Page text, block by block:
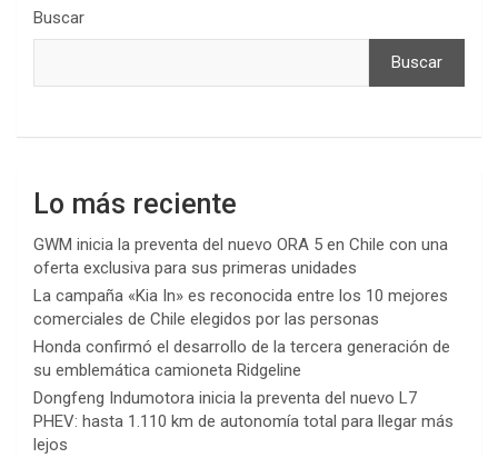
Buscar
Buscar
Lo más reciente
GWM inicia la preventa del nuevo ORA 5 en Chile con una
oferta exclusiva para sus primeras unidades
La campaña «Kia In» es reconocida entre los 10 mejores
comerciales de Chile elegidos por las personas
Honda confirmó el desarrollo de la tercera generación de
su emblemática camioneta Ridgeline
Dongfeng Indumotora inicia la preventa del nuevo L7
PHEV: hasta 1.110 km de autonomía total para llegar más
lejos